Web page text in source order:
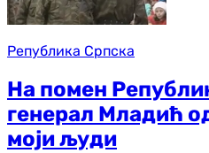
Република Српска
На помен
генерал Младић
моји људи